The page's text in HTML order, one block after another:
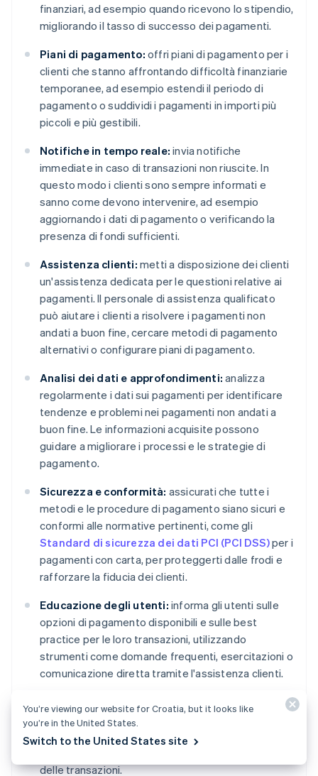
finanziari, ad esempio quando ricevono lo stipendio,
migliorando il tasso di successo dei pagamenti.
Piani di pagamento: offri piani di pagamento per i
clienti che stanno affrontando difficoltà finanziarie
temporanee, ad esempio estendi il periodo di
pagamento o suddividi i pagamenti in importi più
piccoli e più gestibili.
Notifiche in tempo reale: invia notifiche
immediate in caso di transazioni non riuscite. In
questo modo i clienti sono sempre informati e
sanno come devono intervenire, ad esempio
aggiornando i dati di pagamento o verificando la
presenza di fondi sufficienti.
Assistenza clienti: metti a disposizione dei clienti
un'assistenza dedicata per le questioni relative ai
pagamenti. Il personale di assistenza qualificato
può aiutare i clienti a risolvere i pagamenti non
andati a buon fine, cercare metodi di pagamento
alternativi o configurare piani di pagamento.
Analisi dei dati e approfondimenti: analizza
regolarmente i dati sui pagamenti per identificare
tendenze e problemi nei pagamenti non andati a
buon fine. Le informazioni acquisite possono
guidare a migliorare i processi e le strategie di
pagamento.
Sicurezza e conformità: assicurati che tutte i
metodi e le procedure di pagamento siano sicuri e
conformi alle normative pertinenti, come gli
Standard di sicurezza dei dati PCI (PCI DSS)per i
pagamenti con carta, per proteggerti dalle frodi e
rafforzare la fiducia dei clienti.
Educazione degli utenti: informa gli utenti sulle
opzioni di pagamento disponibili e sulle best
practice per le loro transazioni, utilizzando
strumenti come domande frequenti, esercitazioni o
comunicazione diretta tramite l'assistenza clienti.
pagamento flessibili nell'esperienza cliente. La
procedura dovrebbe essere intuitiva e non
delle transazioni.
You’re viewing our website for Croatia, but it looks like
you’re in the United States.
Switch to the United States site